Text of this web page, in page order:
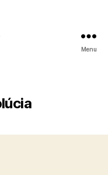
Menu